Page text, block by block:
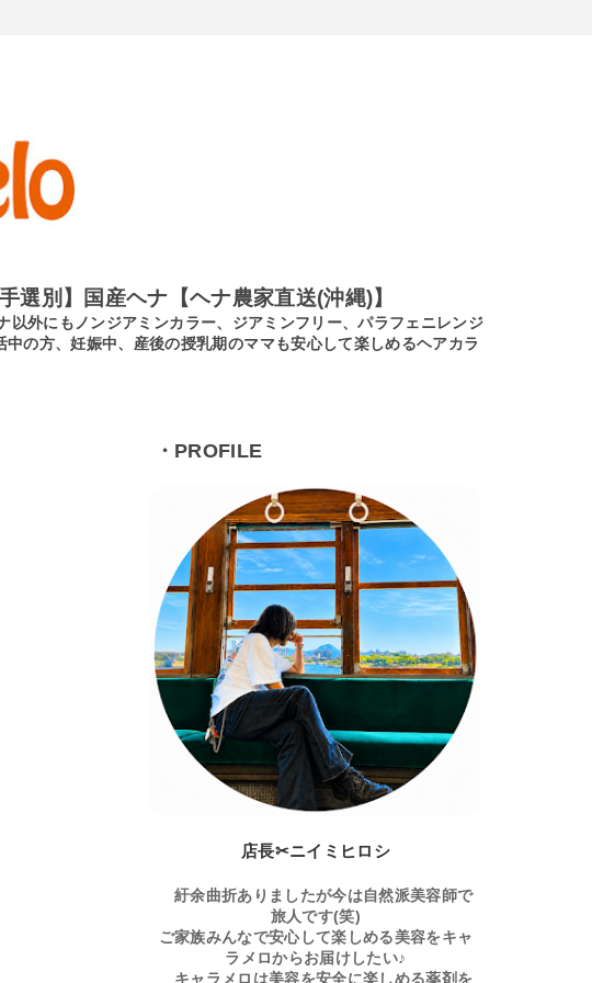
別】国産ヘナ【ヘナ農家直送(沖縄)】
外にもノンジアミンカラー、ジアミンフリー、パラフェニレンジ
の方、妊娠中、産後の授乳期のママも安心して楽しめるヘアカラ
・PROFILE
店長✂ニイミヒロシ
紆余曲折ありましたが今は自然派美容師で
旅人です(笑)
ご家族みんなで安心して楽しめる美容をキャ
ラメロからお届けしたい♪
キャラメロは美容を安全に楽しめる薬剤を